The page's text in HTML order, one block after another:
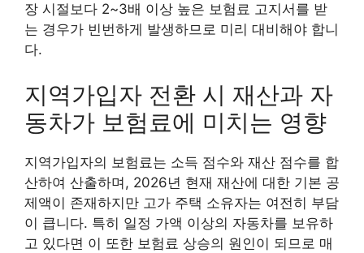
장 시절보다 2~3배 이상 높은 보험료 고지서를 받
는 경우가 빈번하게 발생하므로 미리 대비해야 합니
다.
지역가입자 전환 시 재산과 자
동차가 보험료에 미치는 영향
지역가입자의 보험료는 소득 점수와 재산 점수를 합
산하여 산출하며, 2026년 현재 재산에 대한 기본 공
제액이 존재하지만 고가 주택 소유자는 여전히 부담
이 큽니다. 특히 일정 가액 이상의 자동차를 보유하
고 있다면 이 또한 보험료 상승의 원인이 되므로 매